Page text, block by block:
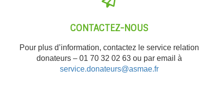
CONTACTEZ-NOUS
Pour plus d’information, contactez le service relation
donateurs – 01 70 32 02 63 ou par email à
service.donateurs@asmae.fr